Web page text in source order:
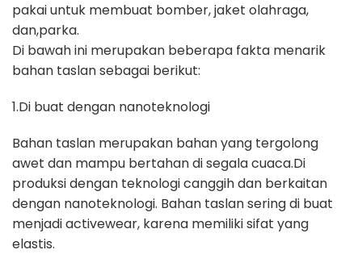
pakai untuk membuat bomber, jaket olahraga,
dan,parka.
Di bawah ini merupakan beberapa fakta menarik
bahan taslan sebagai berikut:
1.Di buat dengan nanoteknologi
Bahan taslan merupakan bahan yang tergolong
awet dan mampu bertahan di segala cuaca.Di
produksi dengan teknologi canggih dan berkaitan
dengan nanoteknologi. Bahan taslan sering di buat
menjadi activewear, karena memiliki sifat yang
elastis.